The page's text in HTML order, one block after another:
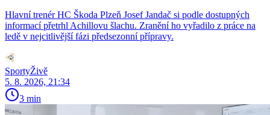
Hlavní trenér HC Škoda Plzeň Josef Jandač si podle dostupných
informací přetrhl Achillovu šlachu. Zranění ho vyřadilo z práce na
ledě v nejcitlivější fázi předsezonní přípravy.
SportyŽivě
5. 8. 2026, 21:34
3 min